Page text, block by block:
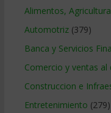
Alimentos,
Automotriz(379)
Banca y Servicios
Comercio y ventas al
Construccion e
Entretenimiento (279)